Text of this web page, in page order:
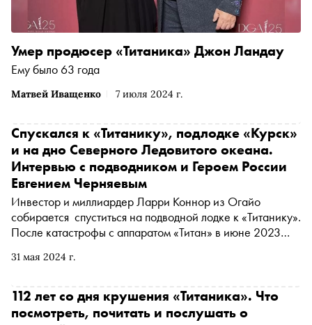
Матвей Иващенко 7 июля 2024 г.
Умер продюсер «Титаника» Джон Ландау
Ему было 63 года
31 мая 2024 г.
Спускался к «Титанику», подлодке «Курск»
и на дно Северного Ледовитого океана.
Интервью с подводником и Героем России
Евгением Черняевым
Инвестор и миллиардер Ларри Коннор из Огайо
собирается спуститься на подводной лодке к «Титанику».
После катастрофы с аппаратом «Титан» в июне 2023
безопасными. Подводник Евгений Черняев погружался к
ХХ века больше 80 раз и принимал участие в съемках
фильма Джеймса Кэмерона. В интервью «Снобу» Герой
112 лет со дня крушения «Титаника». Что
посмотреть, почитать и послушать о